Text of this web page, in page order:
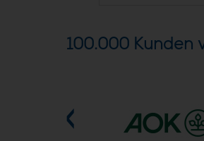
100.000 Kunden